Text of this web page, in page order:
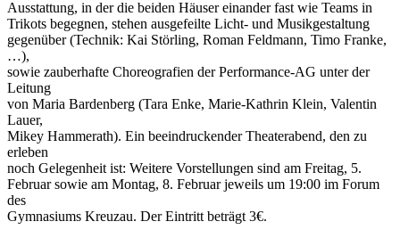
Ausstattung, in der die beiden Häuser einander fast wie Teams in
Trikots begegnen, stehen ausgefeilte Licht- und Musikgestaltung
gegenüber (Technik: Kai Störling, Roman Feldmann, Timo Franke,
…),
sowie zauberhafte Choreografien der Performance-AG unter der
Leitung
von Maria Bardenberg (Tara Enke, Marie-Kathrin Klein, Valentin
Lauer,
Mikey Hammerath). Ein beeindruckender Theaterabend, den zu
erleben
noch Gelegenheit ist: Weitere Vorstellungen sind am Freitag, 5.
Februar sowie am Montag, 8. Februar jeweils um 19:00 im Forum
des
Gymnasiums Kreuzau. Der Eintritt beträgt 3€.